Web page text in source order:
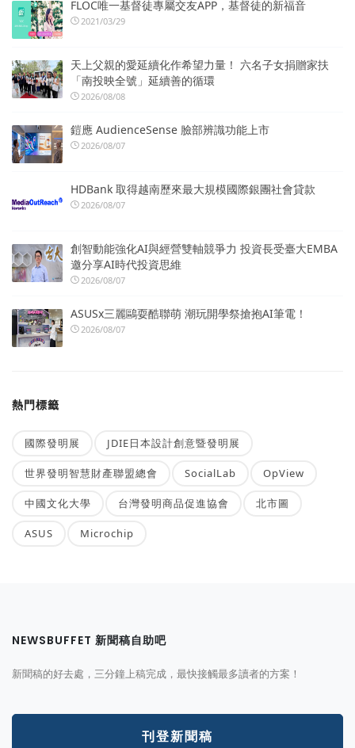
FLOC唯一基督徒專屬交友APP，基督徒的新福音
2021/03/29
天上父親的愛延續化作希望力量！ 六名子女捐贈家扶
「南投映全號」延續善的循環
2026/08/08
鎧應 AudienceSense 臉部辨識功能上市
2026/08/07
HDBank 取得越南歷來最大規模國際銀團社會貸款
2026/08/07
創智動能強化AI與經營雙軸競爭力 投資長受臺大EMBA
邀分享AI時代投資思維
2026/08/07
ASUSx三麗鷗耍酷聯萌 潮玩開學祭搶抱AI筆電！
2026/08/07
熱門標籤
國際發明展 JDIE日本設計創意暨發明展
世界發明智慧財產聯盟總會 SocialLab OpView
中國文化大學 台灣發明商品促進協會 北市圖
ASUS Microchip
NEWSBUFFET 新聞稿自助吧
新聞稿的好去處，三分鐘上稿完成，最快接觸最多讀者的方案！
刊登新聞稿